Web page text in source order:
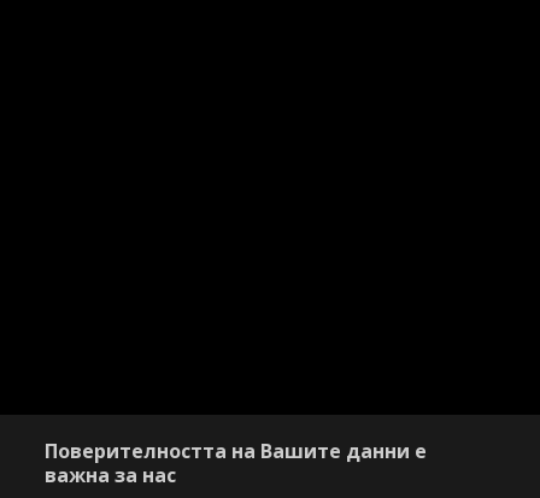
Поверителността на Вашите данни е
важна за нас